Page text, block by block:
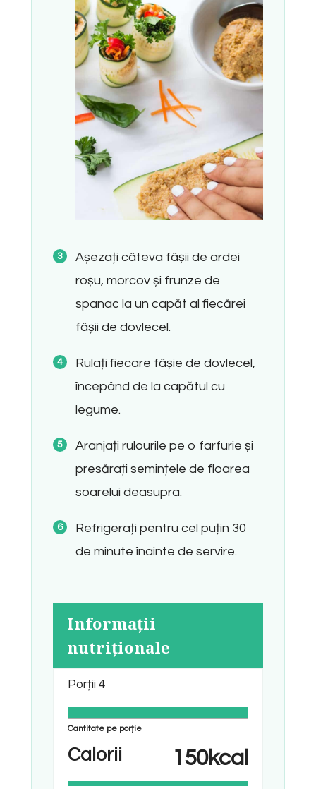
Așezați câteva fâșii de ardei
roșu, morcov și frunze de
spanac la un capăt al fiecărei
fâșii de dovlecel.
Rulați fiecare fâșie de dovlecel,
începând de la capătul cu
legume.
Aranjați rulourile pe o farfurie și
presărați semințele de floarea
soarelui deasupra.
Refrigerați pentru cel puțin 30
de minute înainte de servire.
Informații
nutriționale
Porții 4
Cantitate pe porție
Calorii 150kcal